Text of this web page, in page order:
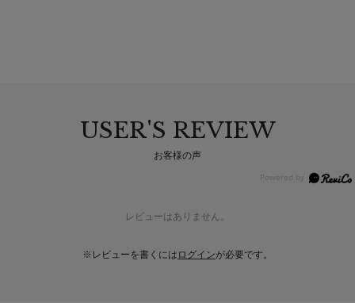
USER'S REVIEW
お客様の声
レビューはありません。
※レビューを書くには ログインが必要です。